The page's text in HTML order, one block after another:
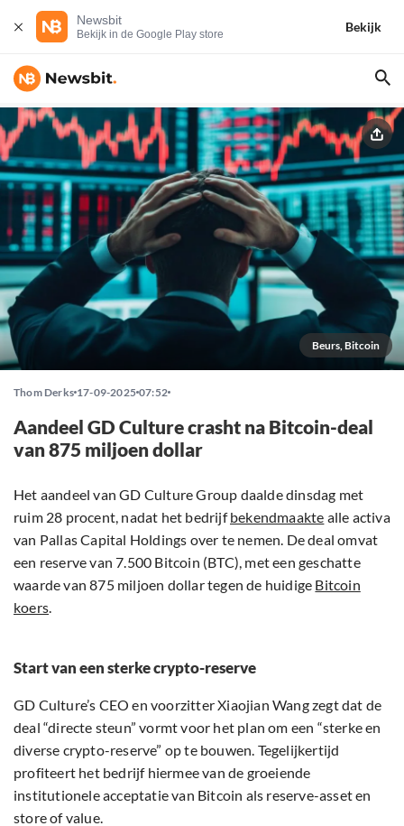
Newsbit
Bekijk in de Google Play store
Bekijk
Beurs, Bitcoin
Thom Derks 17-09-2025 07:52
Aandeel GD Culture crasht na Bitcoin-deal
van 875 miljoen dollar
Het aandeel van GD Culture Group daalde dinsdag met
ruim 28 procent, nadat het bedrijfbekendmaakte alle activa
van Pallas Capital Holdings over te nemen. De deal omvat
een reserve van 7.500 Bitcoin (BTC), met een geschatte
waarde van 875 miljoen dollar tegen de huidige Bitcoin
koers.
Start van een sterke crypto-reserve
GD Culture’s CEO en voorzitter Xiaojian Wang zegt dat de
deal “directe steun” vormt voor het plan om een “sterke en
diverse crypto-reserve” op te bouwen. Tegelijkertijd
profiteert het bedrijf hiermee van de groeiende
institutionele acceptatie van Bitcoin als reserve-asset en
store of value.